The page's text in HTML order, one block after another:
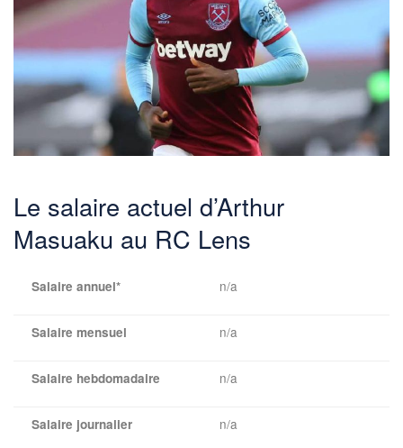
Le salaire actuel d’Arthur
Masuaku au RC Lens
Salaire annuel* n/a
Salaire mensuel n/a
Salaire hebdomadaire n/a
Salaire journalier n/a